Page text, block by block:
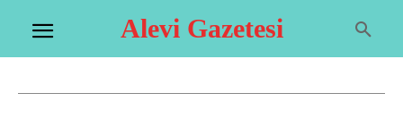
Alevi Gazetesi